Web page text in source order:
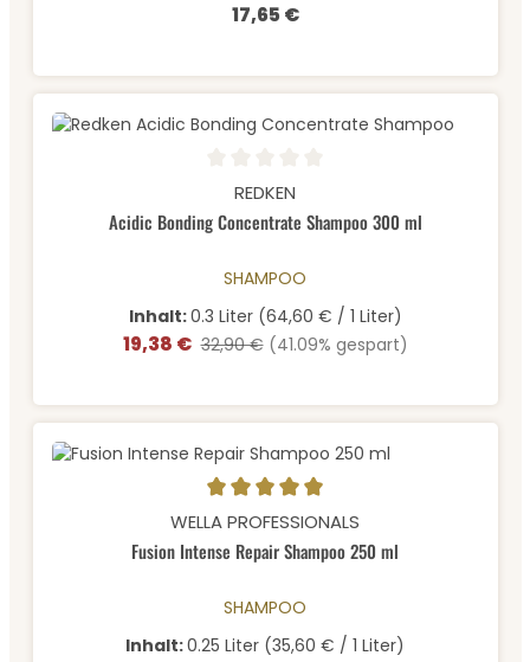
Regulärer Preis:
17,65 €
Durchschnittliche Bewertung von 0 von 5 Sternen
REDKEN
Acidic Bonding Concentrate Shampoo 300 ml
SHAMPOO
Inhalt:0.3 Liter (64,60 € / 1 Liter)
Verkaufspreis:
19,38 € Regulärer Preis:
32,90 € (41.09% gespart)
Durchschnittliche Bewertung von 5 von 5 Sternen
WELLA PROFESSIONALS
Fusion Intense Repair Shampoo 250 ml
SHAMPOO
Inhalt:0.25 Liter (35,60 € / 1 Liter)